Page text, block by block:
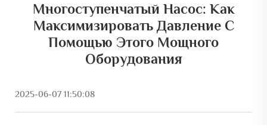
Многоступенчатый Насос: Как
Максимизировать Давление С
Помощью Этого Мощного
Оборудования
2025-06-07 11:50:08